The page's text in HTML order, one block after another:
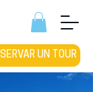
UN TOUR